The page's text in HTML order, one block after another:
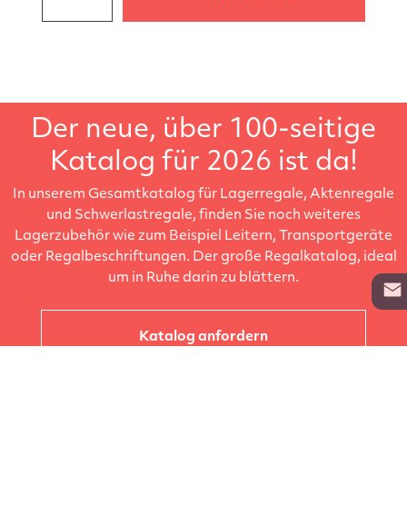
Der neue, über 100-seitige
Katalog für 2026 ist da!
In unserem Gesamtkatalog für Lagerregale, Aktenregale
und Schwerlastregale, finden Sie noch weiteres
Lagerzubehör wie zum Beispiel Leitern, Transportgeräte
oder Regalbeschriftungen. Der große Regalkatalog, ideal
um in Ruhe darin zu blättern.
Katalog anfordern